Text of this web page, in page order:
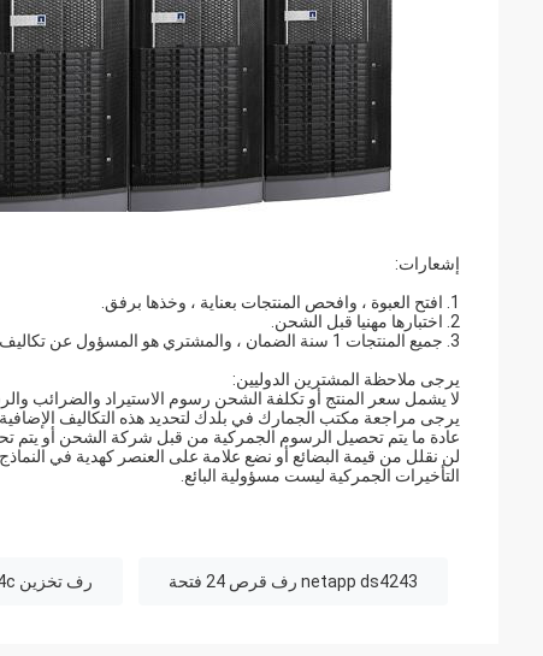
إشعارات:
1. افتح العبوة ، وافحص المنتجات بعناية ، وخذها برفق.
2. اختبارها مهنيا قبل الشحن.
3. جميع المنتجات 1 سنة الضمان ، والمشتري هو المسؤول عن تكاليف إعادة الشحن.
يرجى ملاحظة المشترين الدوليين:
لا يشمل سعر المنتج أو تكلفة الشحن رسوم الاستيراد والضرائب
يرجى مراجعة مكتب الجمارك في بلدك لتحديد هذه التكاليف الإضافية
عادة ما يتم تحصيل الرسوم الجمركية من قبل شركة الشحن أو يتم
لن نقلل من قيمة البضائع أو نضع علامة على العنصر كهدية في النماذج
التأخيرات الجمركية ليست مسؤولية البائع.
netapp ds4243 رف قرص 24 فتحة رف تخزين netapp ds224c